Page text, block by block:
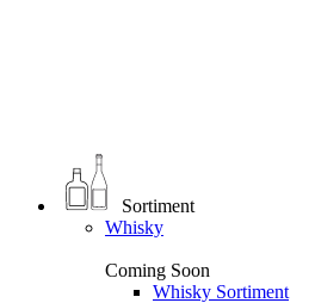
Sortiment
Whisky
Coming Soon
Whisky Sortiment